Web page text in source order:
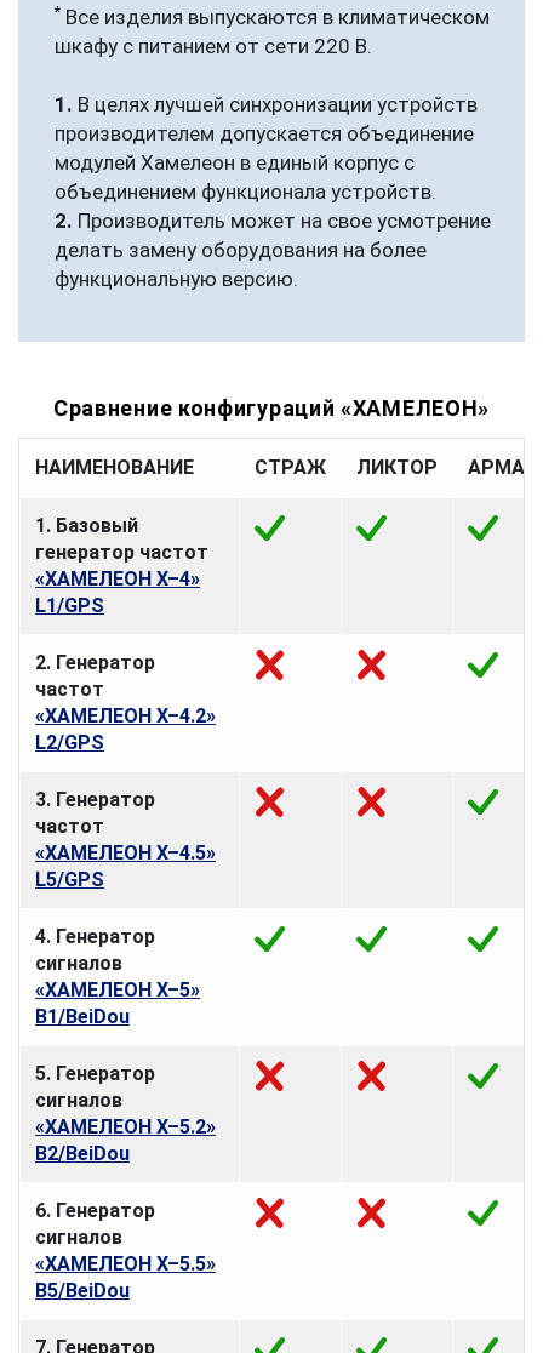
* Все изделия выпускаются в климатическом
шкафу с питанием от сети 220 В.
1. В целях лучшей синхронизации устройств
производителем допускается объединение
модулей Хамелеон в единый корпус с
объединением функционала устройств.
2. Производитель может на свое усмотрение
делать замену оборудования на более
функциональную версию.
Сравнение конфигураций «ХАМЕЛЕОН»
НАИМЕНОВАНИЕ СТРАЖ ЛИКТОР
1. Базовый
генератор частот
«ХАМЕЛЕОН Х–4»
L1/GPS
2. Генератор
частот
«ХАМЕЛЕОН Х–4.2»
L2/GPS
3. Генератор
частот
«ХАМЕЛЕОН Х–4.5»
L5/GPS
4. Генератор
сигналов
«ХАМЕЛЕОН Х–5»
B1/BeiDou
5. Генератор
сигналов
«ХАМЕЛЕОН Х–5.2»
B2/BeiDou
6. Генератор
сигналов
«ХАМЕЛЕОН Х–5.5»
B5/BeiDou
7. Генератор